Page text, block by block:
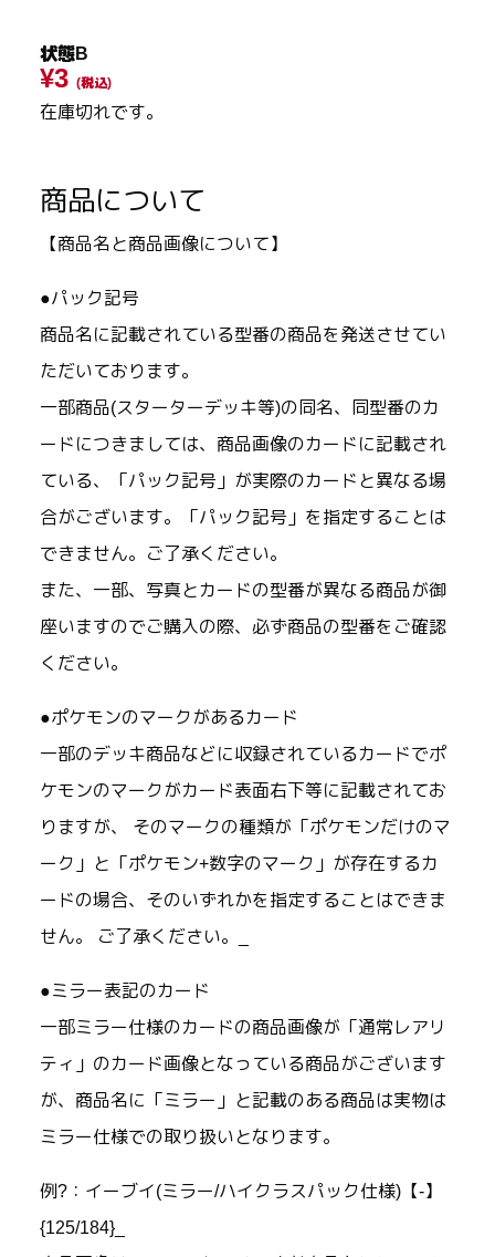
状態B
¥3 (税込)
在庫切れです。
商品について
【商品名と商品画像について】
●パック記号
商品名に記載されている型番の商品を発送させてい
ただいております。
一部商品(スターターデッキ等)の同名、同型番のカ
ードにつきましては、商品画像のカードに記載され
ている、「パック記号」が実際のカードと異なる場
合がございます。「パック記号」を指定することは
できません。ご了承ください。
また、一部、写真とカードの型番が異なる商品が御
座いますのでご購入の際、必ず商品の型番をご確認
ください。
●ポケモンのマークがあるカード
一部のデッキ商品などに収録されているカードでポ
ケモンのマークがカード表面右下等に記載されてお
りますが、 そのマークの種類が「ポケモンだけのマ
ーク」と「ポケモン+数字のマーク」が存在するカ
ードの場合、そのいずれかを指定することはできま
せん。 ご了承ください。_
●ミラー表記のカード
一部ミラー仕様のカードの商品画像が「通常レアリ
ティ」のカード画像となっている商品がございます
が、商品名に「ミラー」と記載のある商品は実物は
ミラー仕様での取り扱いとなります。
例?：イーブイ(ミラー/ハイクラスパック仕様)【-】
{125/184}_